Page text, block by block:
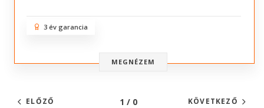
3 év garancia
MEGNÉZEM
ELŐZŐ 1 / 0 KÖVETKEZŐ